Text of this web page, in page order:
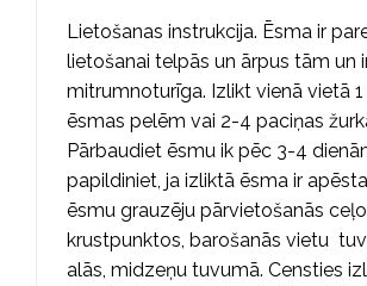
Lietošanas instrukcija. Ēsma ir
lietošanai telpās un ārpus tām un
mitrumnoturīga. Izlikt vienā vietā
ēsmas pelēm vai 2-4 paciņas
Pārbaudiet ēsmu ik pēc 3-4
papildiniet, ja izliktā ēsma ir
ēsmu grauzēju pārvietošanās
krustpunktos, barošanās vietu
alās, midzeņu tuvumā. Censties